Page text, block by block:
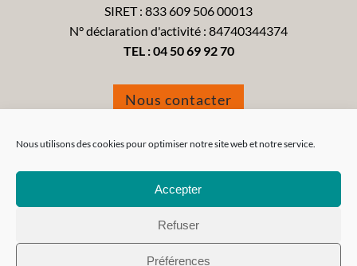
Nous utilisons des cookies pour optimiser notre site web et notre service.
Accepter
Refuser
Préférences
SIRET : 833 609 506 00013
N° déclaration d'activité : 84740344374
TEL :04 50 69 92 70
Nous contacter
Tous droits réservés 2021 - Réa-FormAction -